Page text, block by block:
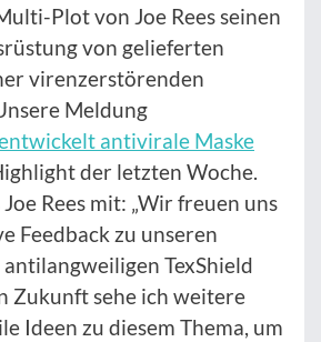
Plot von Joe Rees seinen
von gelieferten
virenzerstörenden
Meldung
antivirale Maske
der letzten Woche.
Rees mit: „Wir freuen uns
Feedback zu unseren
TexShield
Zukunft sehe ich weitere
Ideen zu diesem Thema, um